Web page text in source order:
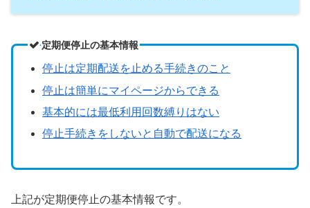
定期便停止の基本情報
停止は定期配送を止める手続きのこと
停止は簡単にマイページからできる
基本的には最低利用回数縛りはない
停止手続きをしないと自動で配送になる
上記が定期便停止の基本情報です。